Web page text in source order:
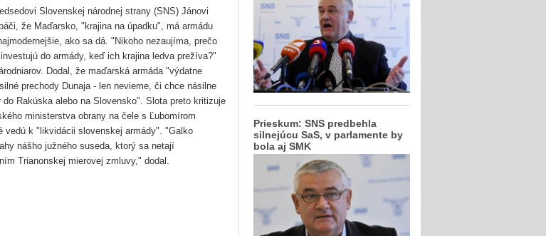
Prieskum: SNS predbehla
silnejúcu SaS, v parlamente by
bola aj SMK
Slovenskej národnej strany (SNS) Jánovi
že Maďarsko, "krajina na úpadku", má armádu
ako sa dá. "Nikoho nezaujíma, prečo
do armády, keď ich krajina ledva prežíva?"
Dodal, že maďarská armáda "výdatne
prechody Dunaja - len nevieme, či chce násilne
do Rakúska alebo na Slovensko". Slota preto kritizuje
ministerstva obrany na čele s Ľubomírom
vedú k "likvidácii slovenskej armády". "Galko
nášho južného suseda, ktorý sa netají
Trianonskej mierovej zmluvy," dodal.